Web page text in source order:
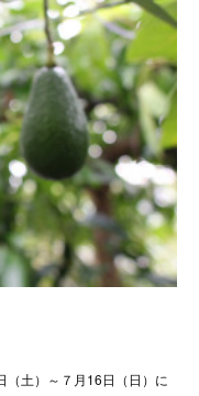
（土）～７月16日（日）に